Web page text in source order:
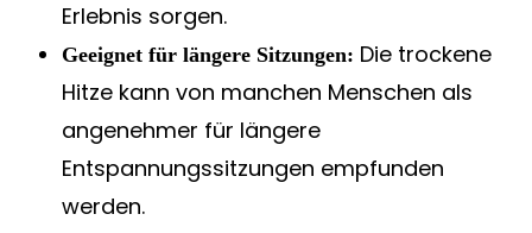
Erlebnis sorgen.
Geeignet für längere Sitzungen: Die trockene
Hitze kann von manchen Menschen als
angenehmer für längere
Entspannungssitzungen empfunden
werden.